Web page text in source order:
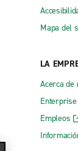
Mapa del
LA
Acerca de
Empleos